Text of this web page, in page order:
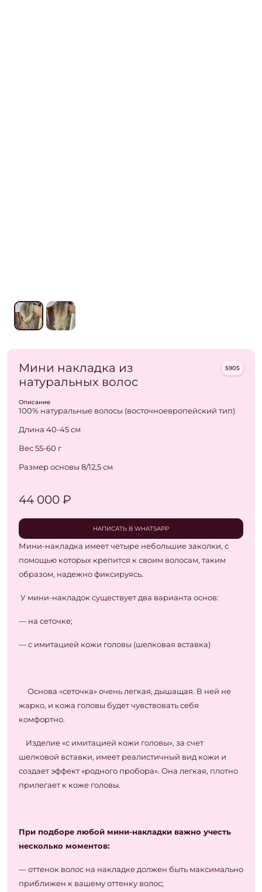
5905
Мини накладка из
натуральных волос
Описание
100% натуральные волосы (восточноевропейский тип)
Длина 40-45 см
Вес 55-60 г
Размер основы 8/12,5 см
44 000 ₽
НАПИСАТЬ В WHATSAPP
Мини-накладка имеет четыре небольшие заколки, с
помощью которых крепится к своим волосам, таким
образом, надежно фиксируясь.
У мини-накладок существует два варианта основ:
— на сеточке;
— с имитацией кожи головы (шелковая вставка)
Основа «сеточка» очень легкая, дышащая. В ней не
жарко, и кожа головы будет чувствовать себя
комфортно.
Изделие «с имитацией кожи головы», за счет
шелковой вставки, имеет реалистичный вид кожи и
создает эффект «родного пробора». Она легкая, плотно
прилегает к коже головы.
При подборе любой мини-накладки важно учесть
несколько моментов:
— оттенок волос на накладке должен быть максимально
приближен к вашему оттенку волос;